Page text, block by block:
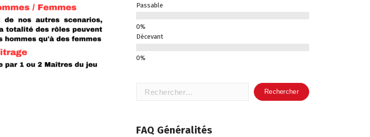
Passable
Décevant
Rechercher :
FAQ Généralités